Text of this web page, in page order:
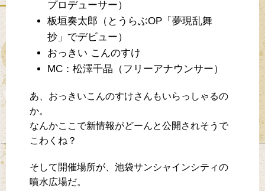
プロデューサー）
板垣奏太郎（とうらぶOP「夢現乱舞
抄」でデビュー）
おっきい こんのすけ
MC：松澤千晶（フリーアナウンサー）
あ、おっきいこんのすけさんもいらっしゃるの
か。
なんかここで新情報がどーんと公開されそうで
こわくね？
そして開催場所が、池袋サンシャインシティの
噴水広場だ。